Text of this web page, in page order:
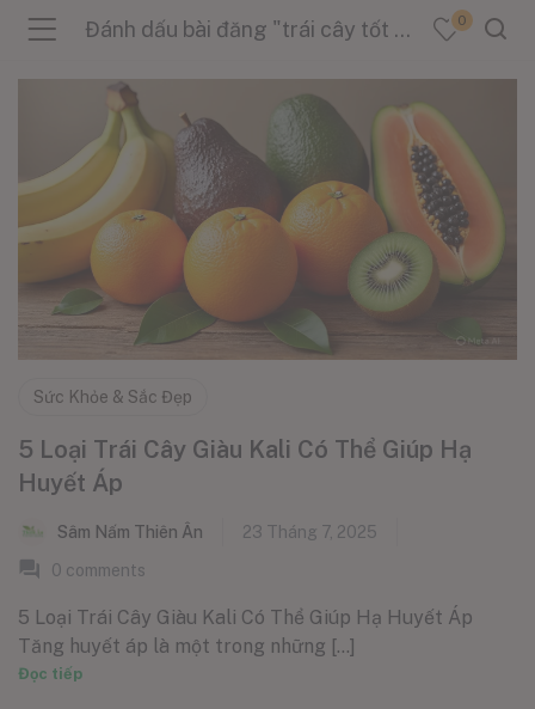
(Sản Phẩm )
(Danh Mục )
(Tin Tức )
Đánh dấu bài đăng "trái cây tốt cho người cao huyết áp" 0
Sức Khỏe & Sắc Đẹp
5 Loại Trái Cây Giàu Kali Có Thể Giúp Hạ
Huyết Áp
Sâm Nấm Thiên Ân
23 Tháng 7, 2025
0 comments
5 Loại Trái Cây Giàu Kali Có Thể Giúp Hạ Huyết Áp
Tăng huyết áp là một trong những [...]
Đọc tiếp